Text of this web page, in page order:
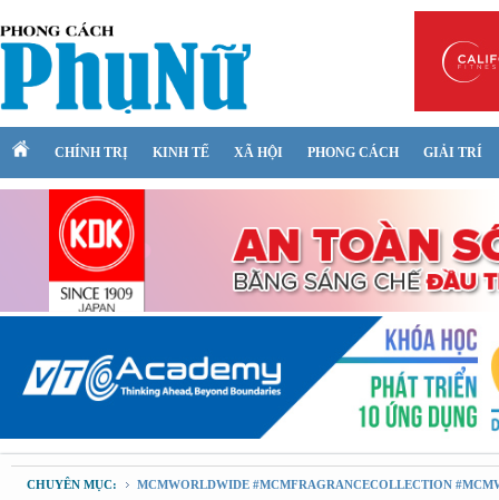
CHÍNH TRỊ KINH TẾ XÃ HỘI PHONG CÁCH GIẢI TRÍ
CHUYÊN MỤC: MCMWORLDWIDE #MCMFRAGRANCECOLLECTION